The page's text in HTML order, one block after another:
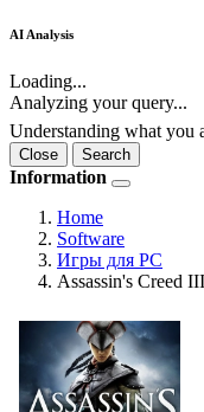
AI Analysis
Loading...
Analyzing your query...
Understanding what you
Close Search
Information
Home
Software
Игры для PC
Assassin's Creed